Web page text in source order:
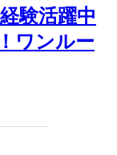
験活躍中
ワンルー